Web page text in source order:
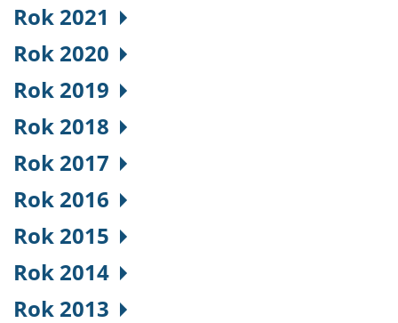
Rok 2021
Rok 2020
Rok 2019
Rok 2018
Rok 2017
Rok 2016
Rok 2015
Rok 2014
Rok 2013